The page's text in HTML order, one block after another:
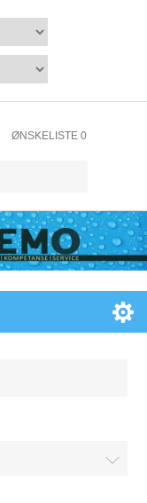
ØNSKELISTE 0